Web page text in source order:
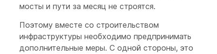
мосты и пути за месяц не строятся.
Поэтому вместе со строительством
инфраструктуры необходимо предпринимать
дополнительные меры. С одной стороны, это